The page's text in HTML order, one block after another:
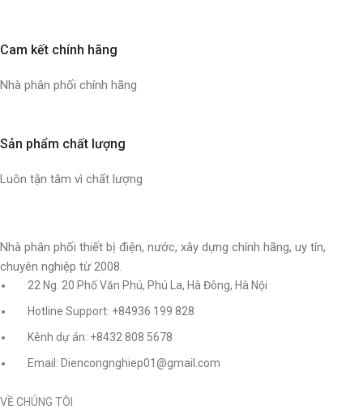
Cam kết chính hãng
Nhà phân phối chính hãng
Sản phẩm chất lượng
Luôn tận tâm vì chất lượng
Nhà phân phối thiết bị điện, nước, xây dựng chính hãng, uy tín,
chuyên nghiệp từ 2008.
22 Ng. 20 Phố Văn Phú, Phú La, Hà Đông, Hà Nội
Hotline Support: +84936 199 828
Kênh dự án: +8432 808 5678
Email: Diencongnghiep01@gmail.com
VỀ CHÚNG TÔI